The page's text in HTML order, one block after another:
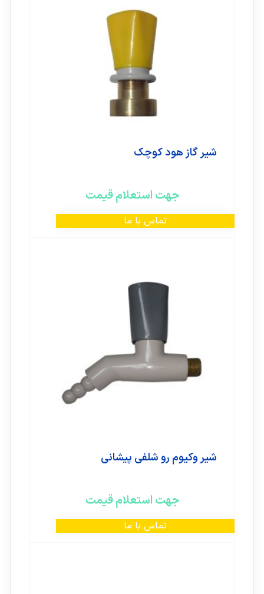
شیر گاز هود کوچک
جهت استعلام قیمت
تماس با ما
شیر وکیوم رو شلفی پیشانی
جهت استعلام قیمت
تماس با ما